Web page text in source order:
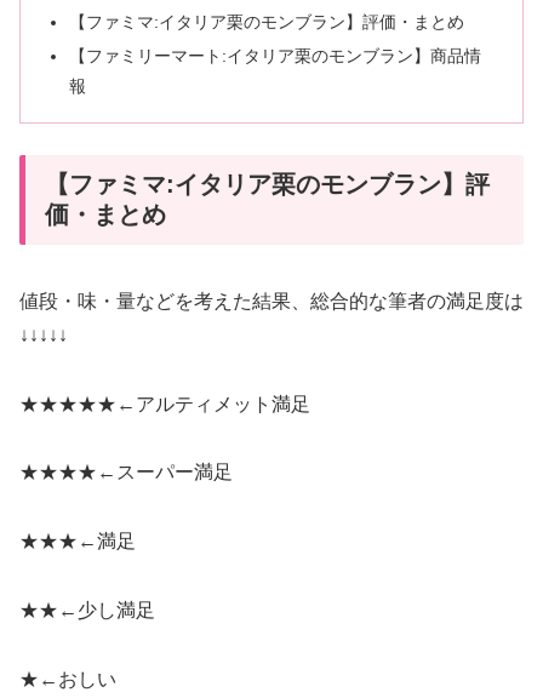
【ファミマ:イタリア栗のモンブラン】評価・まとめ
【ファミリーマート:イタリア栗のモンブラン】商品情
報
【ファミマ:イタリア栗のモンブラン】評
価・まとめ
値段・味・量などを考えた結果、総合的な筆者の満足度は
↓↓↓↓↓
★★★★★← アルティメット満足
★★★★← スーパー満足
★★★←満足
★★← 少し満足
★← おしい